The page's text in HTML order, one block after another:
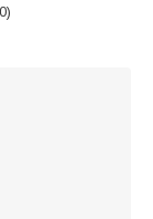
ja äidille